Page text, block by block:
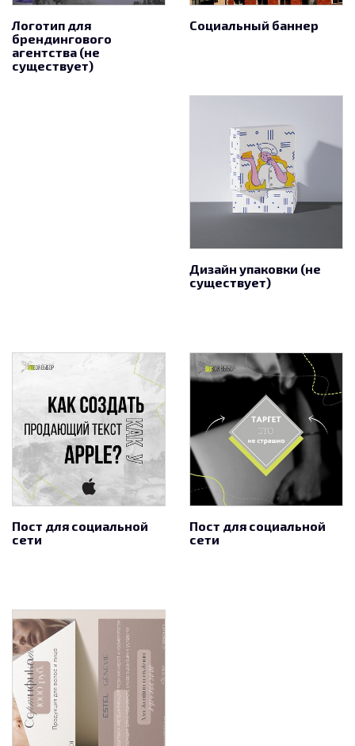
Логотип для
брендингового
агентства (не
существует)
Социальный баннер
Дизайн упаковки (не
существует)
Пост для социальной
сети
Пост для социальной
сети